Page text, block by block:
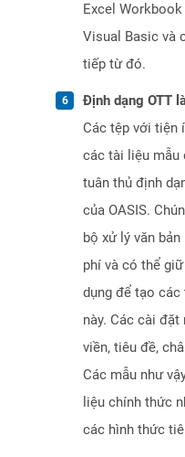
Excel
Visual Basic và
tiếp từ đó.
Định dạng OTT
Các tệp với tiện
các tài liệu mẫu
tuân thủ định
của OASIS.
bộ xử lý văn
phí và có thể
dụng để tạo
này. Các cài
viền, tiêu đề,
Các mẫu như
liệu chính thức
các hình thức